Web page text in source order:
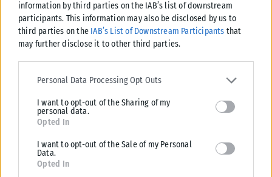
information by third parties on the IAB’s list of downstream
participants. This information may also be disclosed by us to
third parties on the IAB’s List of Downstream Participants that
may further disclose it to other third parties.
Please note that this website/app uses one or more Google
services and may gather and store information including but not
deny consent to Google and its third-party tags to use your data
for below specified purposes in below Google consent section.
Personal Data Processing Opt Outs
I want to opt-out of the Sharing of my
personal data.
Opted In
I want to opt-out of the Sale of my Personal
Data.
Opted In
Σχετικά Άρθρα